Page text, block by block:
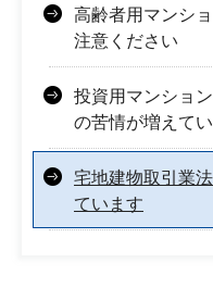
高齢者用マンシ
注意ください
投資用マンショ
の苦情が増えてい
宅地建物取引業
ています